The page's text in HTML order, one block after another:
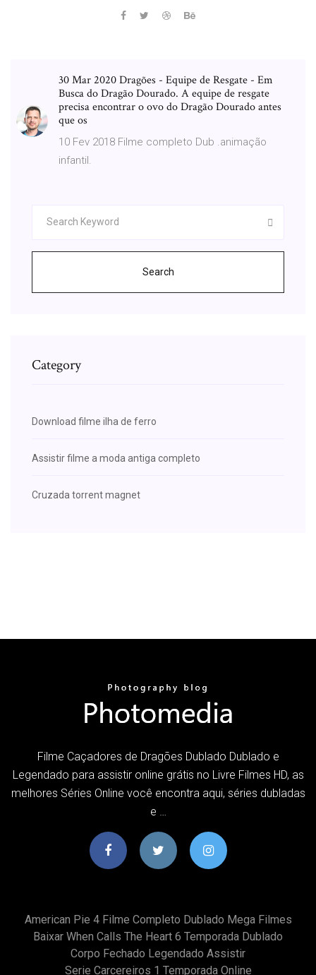
30 Mar 2020 Dragões - Equipe de Resgate - Em
Busca do Dragão Dourado. A equipe de resgate
precisa encontrar o ovo do Dragão Dourado antes
que os
10 Fev 2018 Filme completo Dub .animação
infantil.
Search
Category
Download filme ilha de ferro
Assistir filme a moda antiga completo
Cruzada torrent magnet
Filme Caçadores de Dragões Dublado Dublado e
Legendado para assistir online grátis no Livre Filmes HD, as
melhores Séries Online você encontra aqui, séries dubladas
e …
American Pie 4 Filme Completo Dublado Mega Filmes
Baixar When Calls The Heart 6 Temporada Dublado
Corpo Fechado Legendado Assistir
Serie Carcereiros 1 Temporada Online